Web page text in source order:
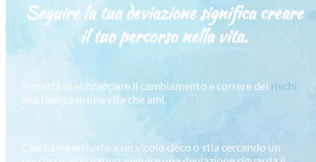
Seguire la tua deviazione significa creare
il tuo percorso nella vita.
Si tratta di abbracciare il cambiamento e correre dei rischi
alla ricerca di una vita che ami.
Che tu sia arrivato a un vicolo cieco o stia cercando un